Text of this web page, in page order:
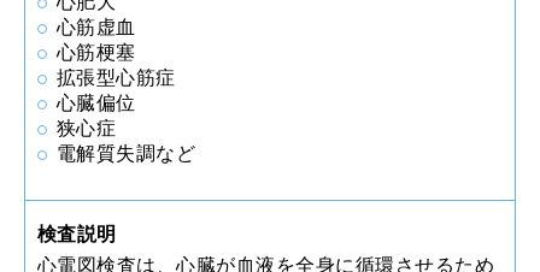
心筋虚血
心筋梗塞
拡張型心筋症
心臓偏位
狭心症
電解質失調など
検査説明
心電図検査は、心臓が血液を全身に循環させるため